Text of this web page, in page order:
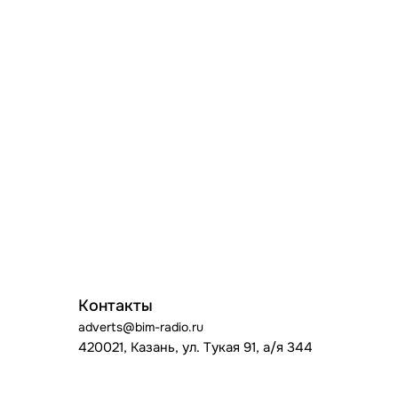
Контакты
adverts@bim-radio.ru
420021, Казань, ул. Тукая 91, а/я 344